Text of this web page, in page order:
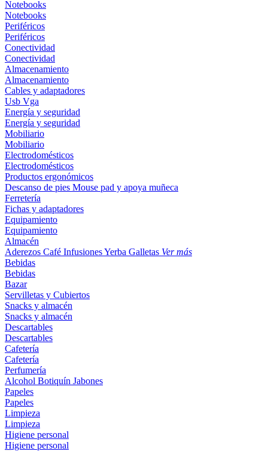
Notebooks
Notebooks
Periféricos
Periféricos
Conectividad
Conectividad
Almacenamiento
Almacenamiento
Cables y adaptadores
Usb Vga
Energía y seguridad
Energía y seguridad
Mobiliario
Mobiliario
Electrodomésticos
Electrodomésticos
Productos ergonómicos
Descanso de pies Mouse pad y apoya muñeca
Ferretería
Fichas y adaptadores
Equipamiento
Equipamiento
Almacén
Aderezos Café InfusionesYerba Galletas Ver más
Bebidas
Bebidas
Bazar
Servilletas y Cubiertos
Snacks y almacén
Snacks y almacén
Descartables
Descartables
Cafetería
Cafetería
Perfumería
Alcohol Botiquín Jabones
Papeles
Papeles
Limpieza
Limpieza
Higiene personal
Higiene personal